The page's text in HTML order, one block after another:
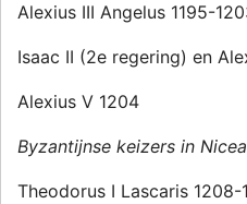
Alexius III Angelus 1195-
Isaac II (2e regering) en
Alexius V 1204
Byzantijnse keizers in Nicea
Theodorus I Lascaris 1208-